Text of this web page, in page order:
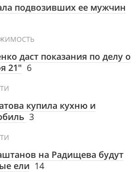
подвозивших ее мужчин
даст показания по делу о
21" 6
купила кухню и
3
на Радищева будут
ели 14